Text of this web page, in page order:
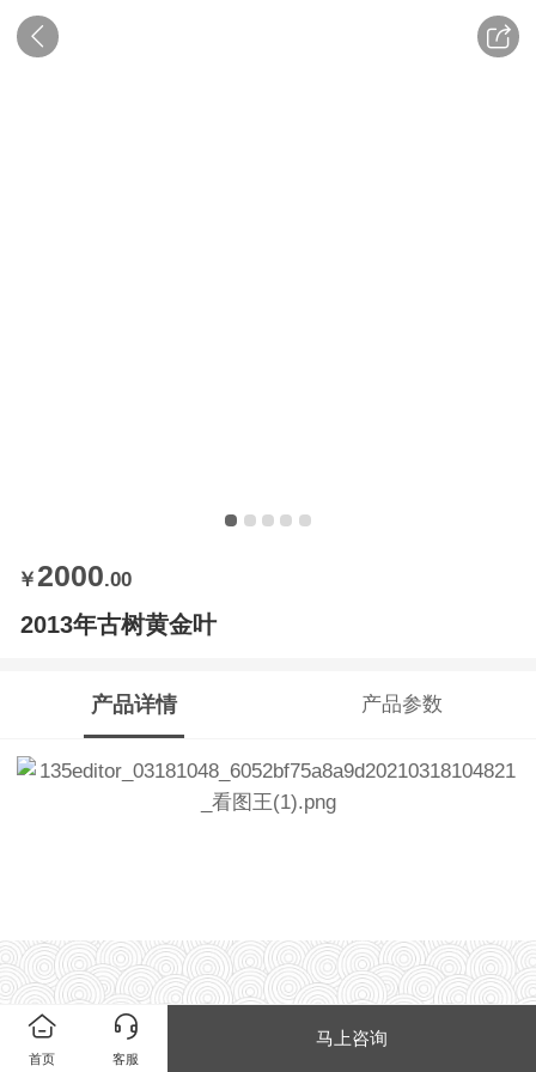
￥2000.00
2013年古树黄金叶
产品详情 产品参数
首页 客服
马上咨询